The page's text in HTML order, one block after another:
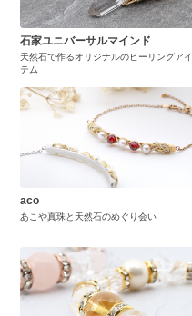
石家ユニバーサルマインド
天然石で作るオリジナルのヒーリングアイ
テム
aco
あこや真珠と天然石のめぐり会い